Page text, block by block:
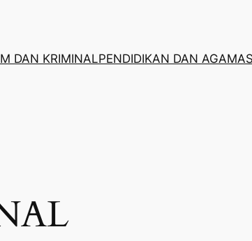
DAN KRIMINALPENDIDIKAN DAN AGAMA